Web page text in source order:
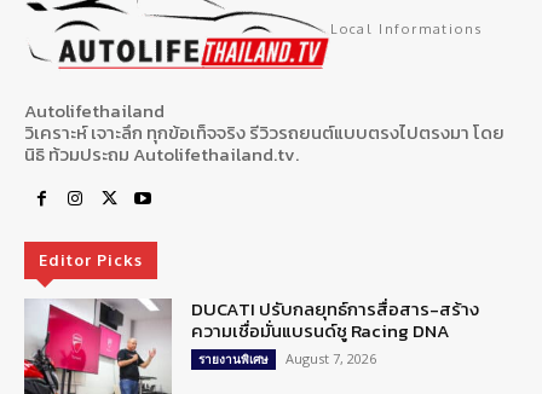
Local Informations
Autolifethailand
วิเคราะห์ เจาะลึก ทุกข้อเท็จจริง รีวิวรถยนต์แบบตรงไปตรงมา โดย
นิธิ ท้วมประถม Autolifethailand.tv.
Editor Picks
DUCATI ปรับกลยุทธ์การสื่อสาร-สร้าง
ความเชื่อมั่นแบรนด์ชู Racing DNA
รายงานพิเศษ August 7, 2026